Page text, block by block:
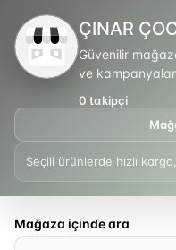
ÇINAR
Güvenilir
ve
0 takipçi
Seçili ürünlerde hızlı
Mağaza içinde ara